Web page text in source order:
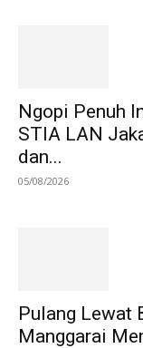
Ngopi Penuh
STIA LAN
dan...
05/08/2026
Pulang Lewat
Manggarai